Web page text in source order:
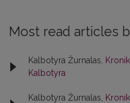
Most read articles
Kalbotyra Žurnalas,
Kalbotyra
Kalbotyra Žurnalas,